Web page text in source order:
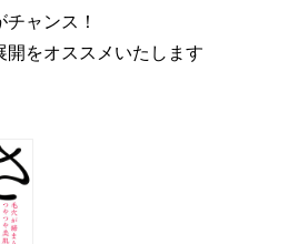
ャンス！
をオススメいたします